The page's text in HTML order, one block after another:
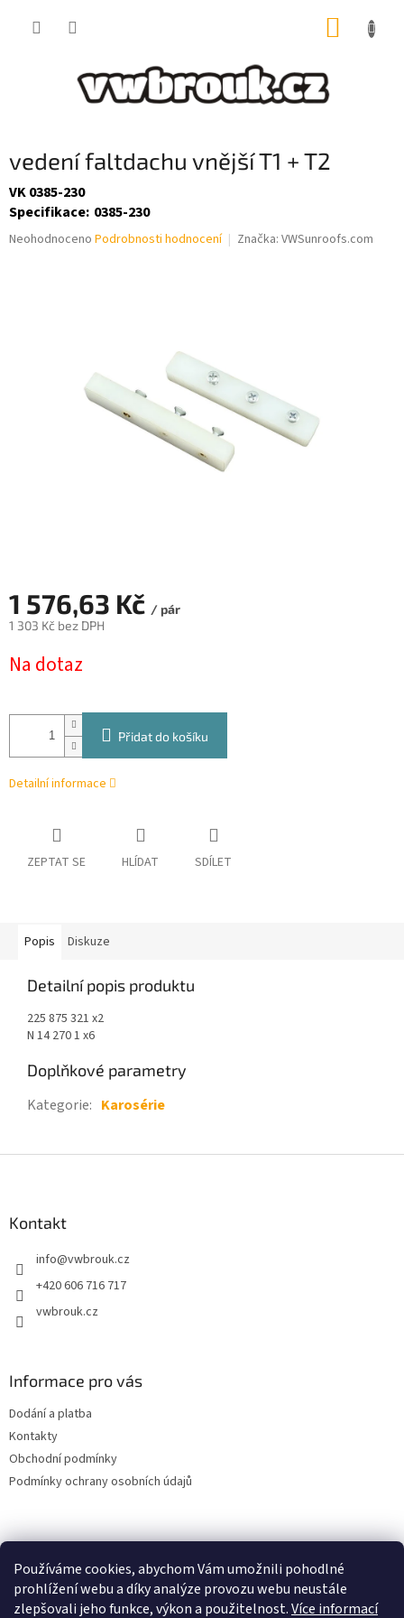
Používáme cookies, abychom Vám umožnili pohodlné
prohlížení webu a díky analýze provozu webu neustále
zlepšovali jeho funkce, výkon a použitelnost.Více informací
vedení faltdachu vnější T1 + T2
VK 0385-230
Specifikace: 0385-230
Průměrné
Neohodnoceno Podrobnosti hodnocení Značka: VWSunroofs.com
1 576,63 Kč / pár
1 303 Kč bez DPH
cena:
Na dotaz
Přidat do košíku
Detailní informace
ZEPTAT SE HLÍDAT SDÍLET
Popis Diskuze
Detailní popis produktu
225 875 321 x2
N 14 270 1 x6
Doplňkové parametry
Kategorie: Karosérie
Kontakt
info@vwbrouk.cz
+420 606 716 717
vwbrouk.cz
Informace pro vás
Dodání a platba
Kontakty
Obchodní podmínky
Podmínky ochrany osobních údajů